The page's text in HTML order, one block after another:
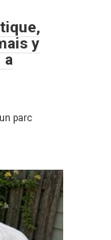
y
a
parc